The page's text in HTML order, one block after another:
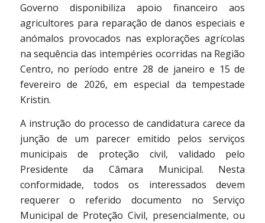
Governo disponibiliza apoio financeiro aos
agricultores para reparação de danos especiais e
anómalos provocados nas explorações agrícolas
na sequência das intempéries ocorridas na Região
Centro, no período entre 28 de janeiro e 15 de
fevereiro de 2026, em especial da tempestade
Kristin.
A instrução do processo de candidatura carece da
junção de um parecer emitido pelos serviços
municipais de proteção civil, validado pelo
Presidente da Câmara Municipal. Nesta
conformidade, todos os interessados devem
requerer o referido documento no Serviço
Municipal de Proteção Civil, presencialmente, ou